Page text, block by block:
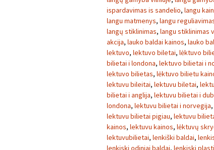
ispardavimas is sandelio, langu
langu matmenys, langu
langų stiklinimas, langu stiklinimas
akcija, lauko baldai kainos, lauko
lektuvo, lektuvo biletai, lėktuvo
bilietai i londona, lektuvo bilietai i
lektuvo bilietas, lėktuvo bilietu
lektuvu bileitai, lektuvu biletai,
bilietai i anglija, lektuvu bilietai i
londona, lektuvu bilietai i norvegija,
lektuvu bilietai pigiau, lektuvu
kainos, lektuvu kainos, lėktuvų
lektuvubilietai, lenkiški baldai,
lenkiski odiniai baldai, lenkiski